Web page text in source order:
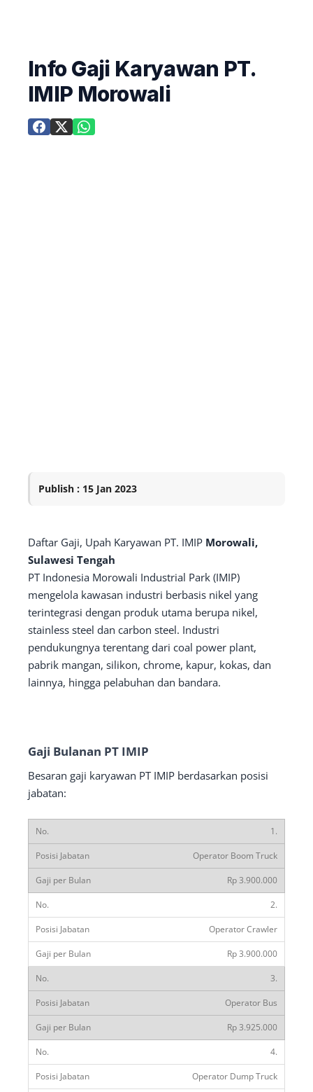
Info Gaji Karyawan PT.
IMIP Morowali
Publish : 15 Jan 2023
Daftar Gaji, Upah Karyawan PT. IMIP Morowali,
Sulawesi Tengah
PT Indonesia Morowali Industrial Park (IMIP)
mengelola kawasan industri berbasis nikel yang
terintegrasi dengan produk utama berupa nikel,
stainless steel dan carbon steel. Industri
pendukungnya terentang dari coal power plant,
pabrik mangan, silikon, chrome, kapur, kokas, dan
lainnya, hingga pelabuhan dan bandara.
Gaji Bulanan PT IMIP
Besaran gaji karyawan PT IMIP berdasarkan posisi
jabatan:
1.
Operator Boom Truck
Rp 3.900.000
2.
Operator Crawler
Rp 3.900.000
3.
Operator Bus
Rp 3.925.000
4.
Operator Dump Truck